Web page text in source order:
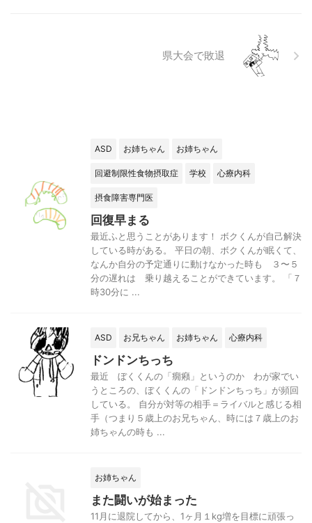
県大会で敗退
ASD お姉ちゃん お姉ちゃん
回避制限性食物摂取症 学校 心療内科
摂食障害専門医
回復早まる
最近ふと思うことがあります！ ボクくんが自己解決
している時がある。 平日の朝、ボクくんが眠くて、
なんか自分の予定通りに動けなかった時も ３〜５
分の遅れは 乗り越えることができています。 「７
時30分に ...
ASD お兄ちゃん お姉ちゃん 心療内科
ドンドンちっち
最近 ぼくくんの「癇癪」というのか わが家でい
うところの、ぼくくんの「ドンドンちっち」が頻回
している。 自分が対等の相手＝ライバルと感じる相
手（つまり５歳上のお兄ちゃん、時には７歳上のお
姉ちゃんの時も ...
お姉ちゃん
また闘いが始まった
11月に退院してから、1ヶ月１kg増を目標に頑張っ